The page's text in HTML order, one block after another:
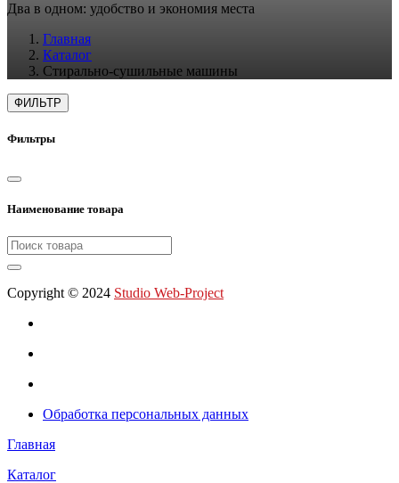
Два в одном: удобство и экономия места
Главная
Каталог
Стирально-сушильные машины
ФИЛЬТР
Фильтры
Наименование товара
Copyright © 2024 Studio Web-Project
Обработка персональных данных
Главная
Каталог